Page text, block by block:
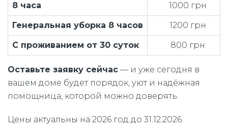
8 часа 1000 грн
Генеральная уборка 8 часов 1200 грн
С проживанием от 30 суток 800 грн
Оставьте заявку сейчас — и уже сегодня в
вашем доме будет порядок, уют и надёжная
помощница, которой можно доверять.
Цены актуальны на 2026 год до 31.12.2026